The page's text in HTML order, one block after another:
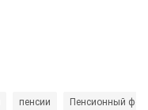
пенсии Пенсионный